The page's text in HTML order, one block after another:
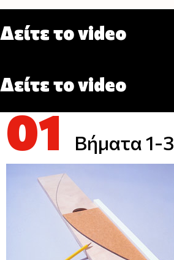
Δείτε το video
Δείτε το video
01 Βήματα 1-3